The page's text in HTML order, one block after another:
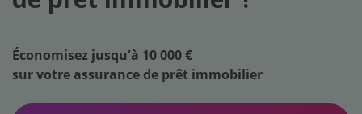
Économisez jusqu'à 10 000 €
sur votre assurance de prêt immobilier